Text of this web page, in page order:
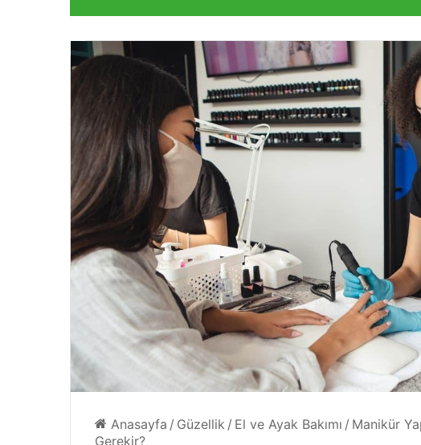
Anasayfa / Güzellik / El ve Ayak Bakımı / Manikür
Gerekir?
Yazın
Parıldayan
Rose’da!
4 Ağustos 2024
Yazın Parıldayan Üçlüsü Golden
Rose’da!